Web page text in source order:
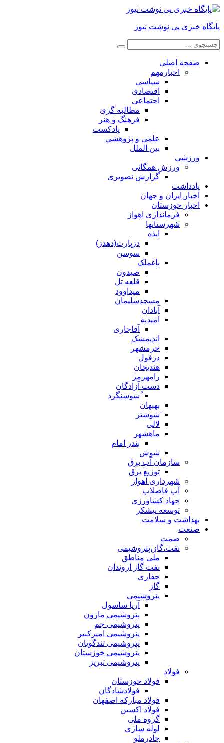
پایگاه خبری پی نوشت نیوز
صفحه اصلی
اخبارمهم
سیاسی
اقتصادی
اجتماعی
مطالبه گری
فرهنگ و هنر
پادکست
علمی و پژوهشی
بین الملل
ورزشی
ورزش همگانی
گزارش تصویری
یادداشت
اخبار ایران و جهان
اخبار خوزستان
فرمانداری اهواز
شهرستانها
ایذه
دزپارت(دهدز)
سوسن
باغملک
صیدون
قلعه تل
میداوود
مسجدسلیمان
آبادان
امیدیه
آقاجاری
اندیمشک
خرمشهر
دزفول
هندیجان
رامهرمز
دست آزادگان
ُسوسنگرد
بهبهان
َشوشتر
لالی
ماهشهر
بندر امام
شوش
سازمان آب برق
توزیع برق
شهرداری اهواز
آب فاضلاب
جهاد کشاورزی
توسعه نیشکر
بهداشت و سلامت
صنعت
صمت
نفت،گاز،پتروشیمی
ملی مناطق
نفت گاز اروندان
حفاری
گاز
پتروشیمی
آریا ساسول
پتروشیمی مارون
پتروشیمی جم
پتروشیمی امیرکبیر
پتروشیمی تندگویان
پتروشیمی خوزستان
پتروشیمی تبریز
فولاد
فولاد خوزستان
فولادشادگان
فولاد مبارکه اصفهان
فولاد اکسین
گروه ملی
لوله سازی
چادرملو